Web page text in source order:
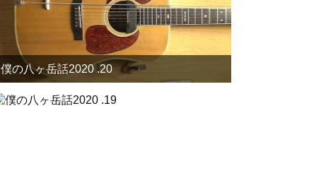
僕の八ヶ岳話2020 .20